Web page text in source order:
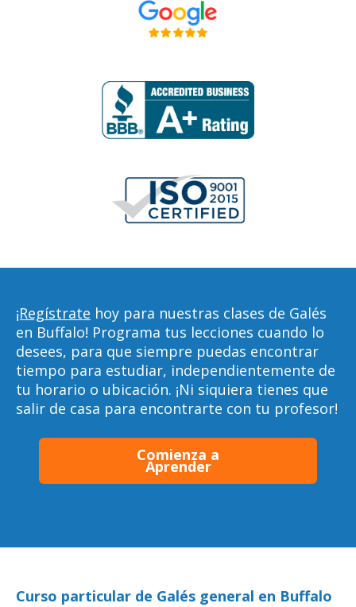
¡Regístrate hoy para nuestras clases de Galés
en Buffalo! Programa tus lecciones cuando lo
desees, para que siempre puedas encontrar
tiempo para estudiar, independientemente de
tu horario o ubicación. ¡Ni siquiera tienes que
salir de casa para encontrarte con tu profesor!
Comienza a
Aprender
Curso particular de Galés general en Buffalo